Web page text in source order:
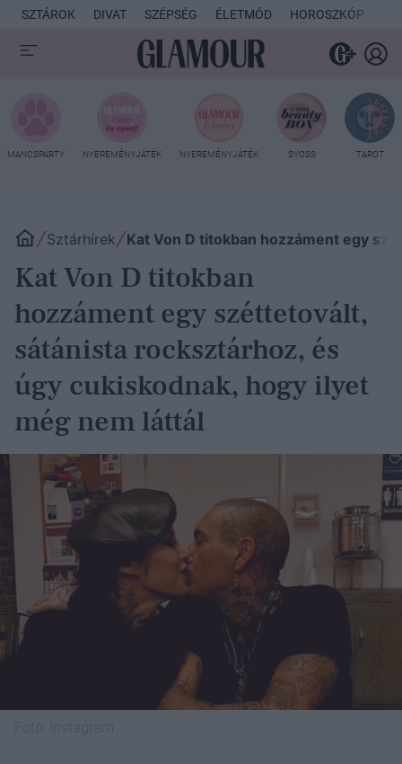
SZTÁROK DIVAT SZÉPSÉG ÉLETMÓD HOROSZKÓP
MANCSPARTY NYEREMÉNYJÁTÉK NYEREMÉNYJÁTÉK SYOSS TAROT
Sztárhírek Kat Von D titokban hozzáment egy
Kat Von D titokban
hozzáment egy széttetovált,
sátánista rocksztárhoz, és
úgy cukiskodnak, hogy ilyet
még nem láttál